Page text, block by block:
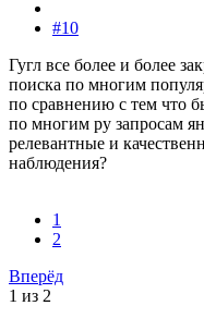
#10
Гугл все более и более
поиска по многим
по сравнению с тем что
по многим ру запросам
релевантные и
наблюдения?
1
2
Вперёд
1 из 2